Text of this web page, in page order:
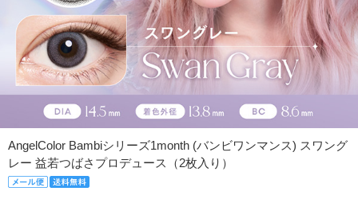
AngelColor Bambiシリーズ1month (バンビワンマンス) スワング
レー 益若つばさプロデュース（2枚入り）